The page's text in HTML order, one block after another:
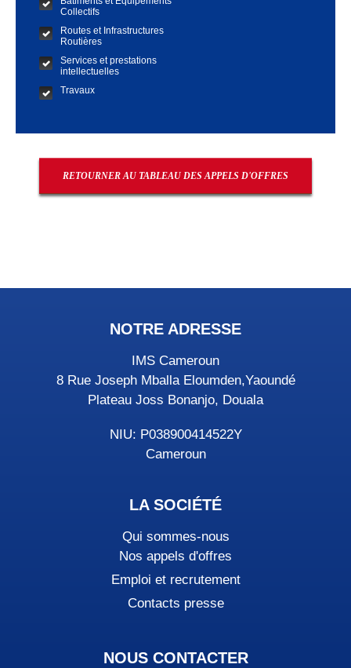
Collectifs
Routes et Infrastructures
Routières
Services et prestations
intellectuelles
Travaux
RETOURNER AU TABLEAU DES APPELS D'OFFRES
NOTRE ADRESSE
IMS Cameroun
8 Rue Joseph Mballa Eloumden,Yaoundé
Plateau Joss Bonanjo, Douala
NIU: P038900414522Y
Cameroun
LA SOCIÉTÉ
Qui sommes-nous
Nos appels d'offres
Emploi et recrutement
Contacts presse
NOUS CONTACTER